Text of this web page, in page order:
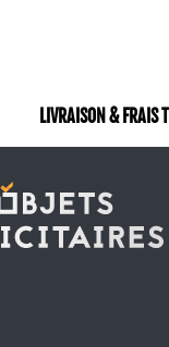
LIVRAISON & FRAIS